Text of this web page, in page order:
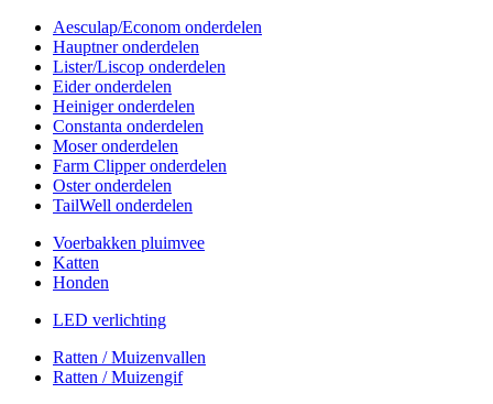
Aesculap/Econom onderdelen
Hauptner onderdelen
Lister/Liscop onderdelen
Eider onderdelen
Heiniger onderdelen
Constanta onderdelen
Moser onderdelen
Farm Clipper onderdelen
Oster onderdelen
TailWell onderdelen
Voerbakken pluimvee
Katten
Honden
LED verlichting
Ratten / Muizenvallen
Ratten / Muizengif